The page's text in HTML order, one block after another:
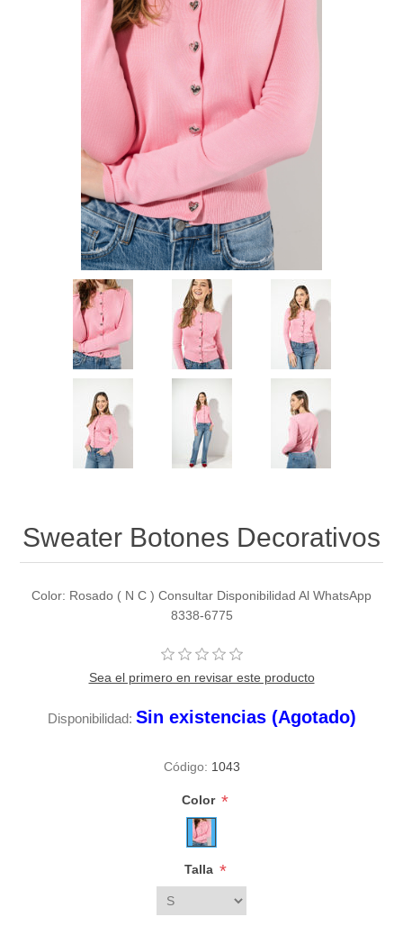
Sweater Botones Decorativos
Color: Rosado ( N C ) Consultar Disponibilidad Al WhatsApp
8338-6775
Sea el primero en revisar este producto
Disponibilidad: Sin existencias (Agotado)
Código: 1043
Color *
Talla *